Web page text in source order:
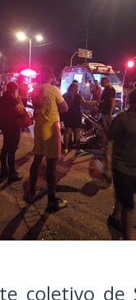
coletivo de